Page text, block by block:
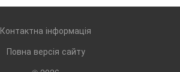
Контактна інформація
Повна версія сайту